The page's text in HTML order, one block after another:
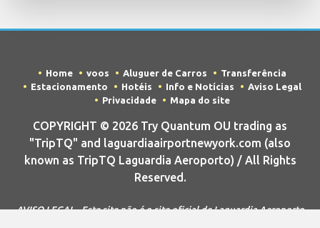
Home voos Aluguer de Carros
Transferência
Estacionamento
Hotéis Info e Notícias
Aviso Legal
Privacidade
Mapa do site
COPYRIGHT © 2026 Try Quantum OU trading as
"TripTQ" and laguardiaairportnewyork.com (also
known as TripTQ Laguardia Aeroporto) / All Rights
Reserved.
AVISO LEGAL - Este site não é o site oficial de Laguardia Aeroporto